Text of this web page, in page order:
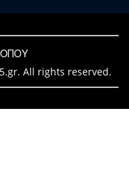
All rights reserved.